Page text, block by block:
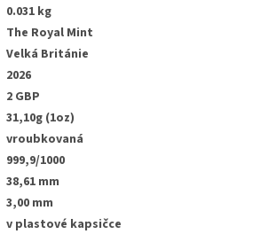
0.031 kg
The Royal Mint
Velká Británie
2026
2 GBP
31,10g (1oz)
vroubkovaná
999,9/1000
38,61 mm
3,00 mm
v plastové kapsičce